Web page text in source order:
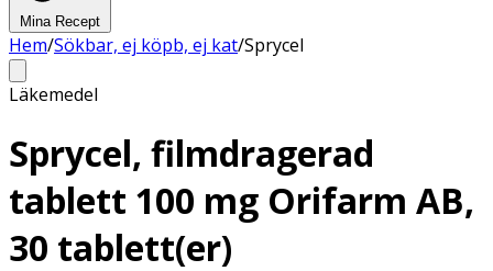
Mina Recept
Hem/Sökbar, ej köpb, ej kat/Sprycel
Läkemedel
Sprycel, filmdragerad
tablett 100 mg Orifarm AB,
30 tablett(er)